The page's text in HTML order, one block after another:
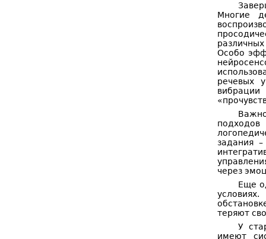
Многие
Особо
речевых
задания
через
Еще
теряют
У
имеют